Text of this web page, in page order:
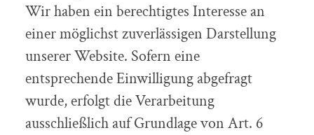
Wir haben ein berechtigtes Interesse an
einer möglichst zuverlässigen Darstellung
unserer Website. Sofern eine
entsprechende Einwilligung abgefragt
wurde, erfolgt die Verarbeitung
ausschließlich auf Grundlage von Art. 6